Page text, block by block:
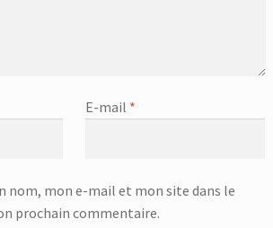
E-mail *
nom, mon e-mail et mon site dans le
prochain commentaire.